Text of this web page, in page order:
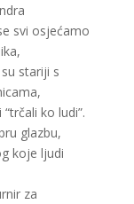
svi osjećamo
stariji s
ko ludi”.
glazbu,
koje ljudi
za